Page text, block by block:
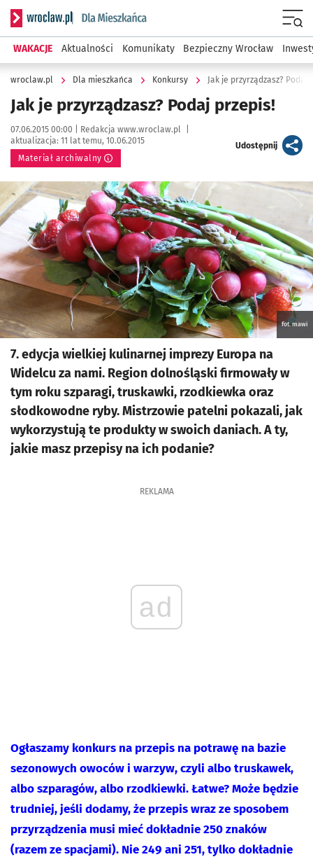
Serwis informacyjny wroclaw.pl podserwis: Dla mieszkańca
WAKACJE Aktualności Komunikaty Bezpieczny Wrocław
wroclaw.pl Dla mieszkańca Konkursy Jak je przyrządzasz? Podaj
Jak je przyrządzasz? Podaj przepis!
Data publikacji:
07.06.2015 00:00 | Autor:
Redakcja www.wroclaw.pl
aktualizacja: 11 lat temu, 10.06.2015
Materiał archiwalny
Udostępnijartykuł
Kliknij, aby powiększyć
fot. mawi
7. edycja wielkiej kulinarnej imprezy Europa na
Widelcu za nami. Region dolnośląski firmowały w
tym roku szparagi, truskawki, rzodkiewka oraz
słodkowodne ryby. Mistrzowie patelni pokazali, jak
wykorzystują te produkty w swoich daniach. A ty,
jakie masz przepisy na ich podanie?
REKLAMA
ad
Ogłaszamy konkurs na przepis na potrawę na bazie
sezonowych owoców i warzyw, czyli albo truskawek,
albo szparagów, albo rzodkiewki. Łatwe? Może będzie
trudniej, jeśli dodamy, że przepis wraz ze sposobem
przyrządzenia musi mieć dokładnie 250 znaków
(razem ze spacjami). Nie 249 ani 251, tylko dokładnie